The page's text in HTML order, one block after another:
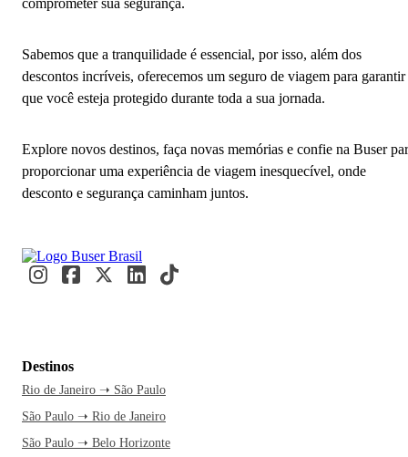
comprometer sua segurança.
Sabemos que a tranquilidade é essencial, por isso, além dos
descontos incríveis, oferecemos um seguro de viagem para garantir
que você esteja protegido durante toda a sua jornada.
Explore novos destinos, faça novas memórias e confie na Buser
proporcionar uma experiência de viagem inesquecível, onde
desconto e segurança caminham juntos.
Destinos
Rio de Janeiro ➝ São Paulo
São Paulo ➝ Rio de Janeiro
São Paulo ➝ Belo Horizonte